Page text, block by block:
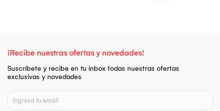
¡Recibe nuestras ofertas y novedades!
Suscríbete y recibe en tu inbox todas nuestras ofertas
exclusivas y novedades